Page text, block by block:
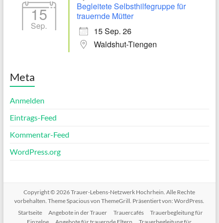
15
Sep.
Begleitete Selbsthilfegruppe für
trauernde Mütter
15 Sep. 26
Waldshut-Tiengen
Meta
Anmelden
Eintrags-Feed
Kommentar-Feed
WordPress.org
Copyright © 2026Trauer-Lebens-Netzwerk Hochrhein. Alle Rechte
vorbehalten. ThemeSpaciousvon ThemeGrill. Präsentiert von:WordPress.
Startseite
Angebote in der Trauer Trauercafés
Trauerbegleitung für